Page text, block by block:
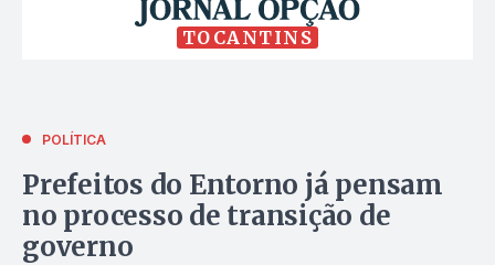
TOCANTINS
POLÍTICA
Prefeitos do Entorno já pensam
no processo de transição de
governo